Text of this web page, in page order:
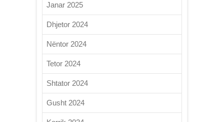
Janar 2025
Dhjetor 2024
Nëntor 2024
Tetor 2024
Shtator 2024
Gusht 2024